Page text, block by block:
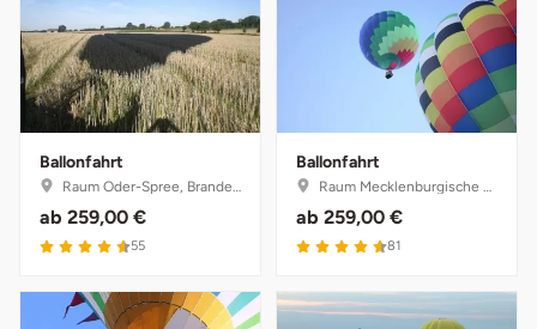
Ballonfahrt
Raum Oder-Spree, Brandenburg
ab 259,00 €
55
Ballonfahrt
Raum Mecklenburgische Seenplatte, Mecklenburg-Vorpommern
ab 259,00 €
81